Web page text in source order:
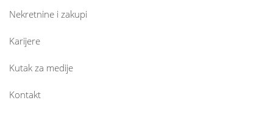
Nekretnine i zakupi
Karijere
Kutak za medije
Kontakt